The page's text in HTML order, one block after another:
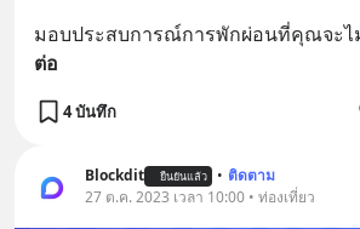
มอบประสบการณ์การพักผ่อนที่คุณจะ
ต่อ
4 บันทึก
Blockdit ยืนยันแล้ว • ติดตาม
27 ต.ค. 2023 เวลา 10:00 • ท่องเที่ยว